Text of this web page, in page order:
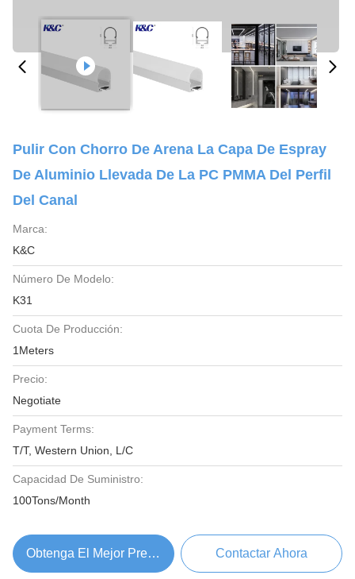
Pulir Con Chorro De Arena La Capa De Espray
De Aluminio Llevada De La PC PMMA Del Perfil
Del Canal
Marca:
K&C
Número De Modelo:
K31
Cuota De Producción:
1Meters
Precio:
Negotiate
Payment Terms:
T/T, Western Union, L/C
Capacidad De Suministro:
100Tons/Month
Obtenga El Mejor Precio Contactar Ahora